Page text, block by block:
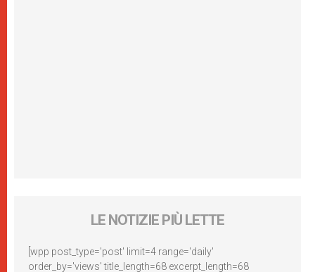
LE NOTIZIE PIÙ LETTE
[wpp post_type='post' limit=4 range='daily'
order_by='views' title_length=68 excerpt_length=68